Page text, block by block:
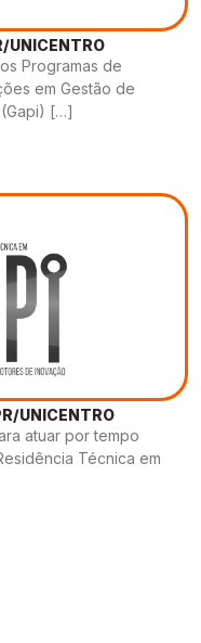
UNICENTRO
Programas de
em Gestão de
[…]
UNICENTRO
atuar por tempo
Técnica em